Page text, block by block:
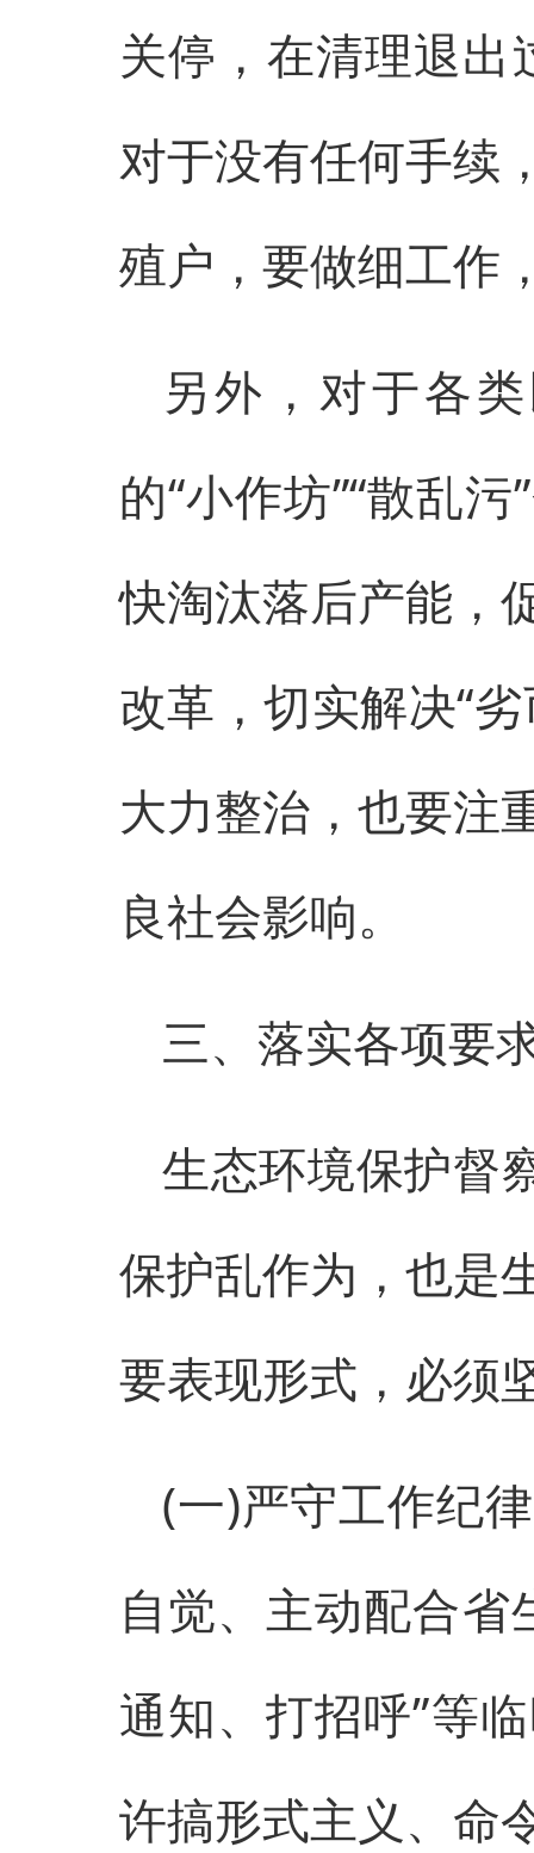
关停，在清理退
对于没有任何手续
殖户，要做细工作
另外，对于各
的“小作坊”“散乱
快淘汰落后产能，
改革，切实解决“
大力整治，也要注
良社会影响。
三、落实各项要
生态环境保护督
保护乱作为，也是
要表现形式，必须
(一)严守工作纪
自觉、主动配合省
通知、打招呼”等
许搞形式主义、命